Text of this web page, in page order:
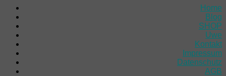
Home
Blog
SHOP
Uwe
Kontakt
Impressum
Datenschutz
AGB